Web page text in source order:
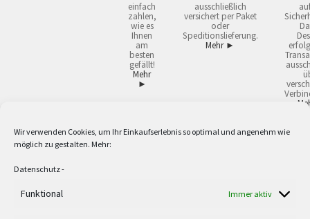
Wir verwenden Cookies, um Ihr Einkaufserlebnis so optimal und angenehm wie
möglich zu gestalten. Mehr:
Datenschutz-
Funktional Immer aktiv
einfach
zahlen,
wie es
Ihnen
am
besten
gefällt!
Mehr
►
ausschließlich
versichert per Paket
oder
Speditionslieferung.
Mehr ►
2 Lieferzeiten gelten mit Express-24.
Versandkostenfrei ab 59,90 € Nettowarenwert. Inseln ausgenommen. Unsere
Berufe zur Verwendung in der selbständigen, beruflichen oder gewerblichen